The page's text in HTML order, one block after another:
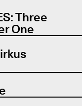
Three
One